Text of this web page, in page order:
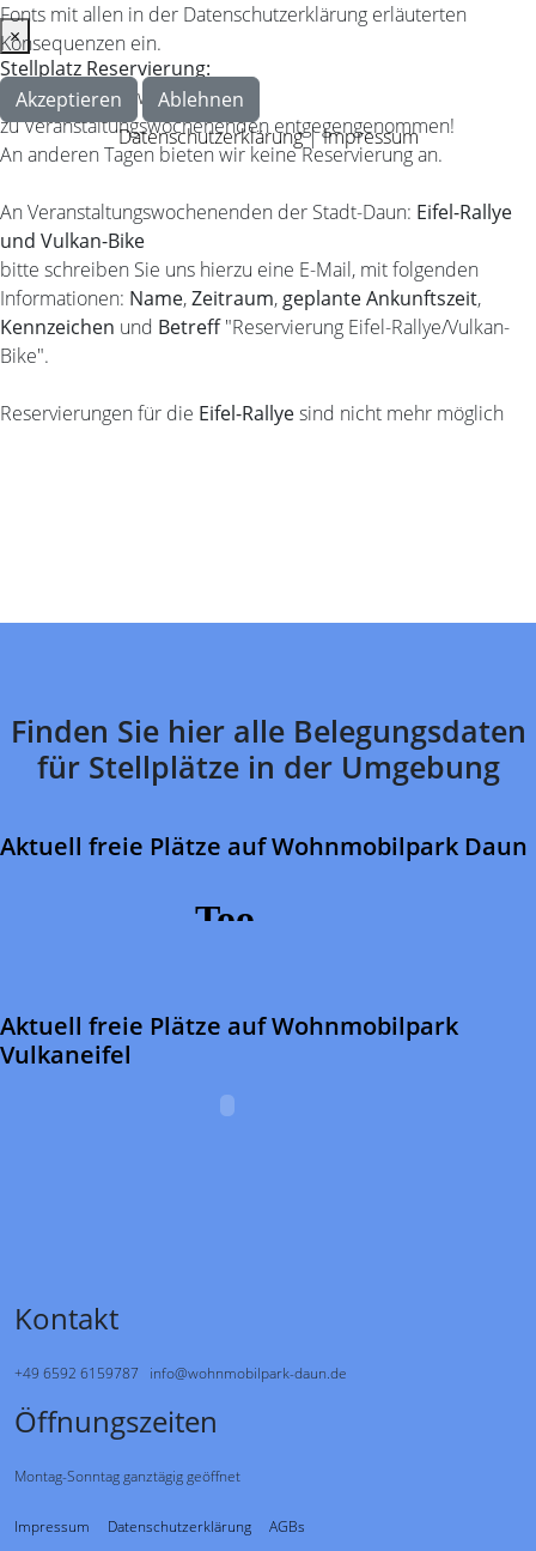
×
Stellplatz Reservierung:
Reservierungen werden nur
zu Veranstaltungswochenenden entgegengenommen!
An anderen Tagen bieten wir keine Reservierung an.
An Veranstaltungswochenenden der Stadt-Daun: Eifel-Rallye
und Vulkan-Bike
bitte schreiben Sie uns hierzu eine E-Mail, mit folgenden
Informationen: Name,Zeitraum, geplante Ankunftszeit,
Kennzeichen und Betreff"Reservierung Eifel-Rallye/Vulkan-
Bike".
Reservierungen für die Eifel-Rallyesind nicht mehr möglich
Finden Sie hier alle Belegungsdaten
für Stellplätze in der Umgebung
Aktuell freie Plätze auf Wohnmobilpark Daun
Aktuell freie Plätze auf Wohnmobilpark
Vulkaneifel
Kontakt
+49 6592 6159787 info@wohnmobilpark-daun.de
Öffnungszeiten
Montag-Sonntag ganztägig geöffnet
Impressum Datenschutzerklärung AGBs
Fonts mit allen in der Datenschutzerklärung erläuterten
Konsequenzen ein.
Akzeptieren
Ablehnen
Datenschutzerklärung|Impressum